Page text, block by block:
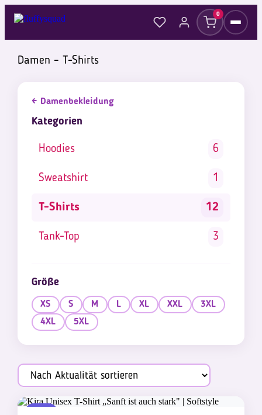
0
Damen – T-Shirts
← Damenbekleidung
Kategorien
Hoodies 6
Sweatshirt 1
T-Shirts 12
Tank-Top 3
Größe
XS S M L XL XXL
3XL
4XL
5XL